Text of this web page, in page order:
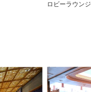
ロビーラウンジ